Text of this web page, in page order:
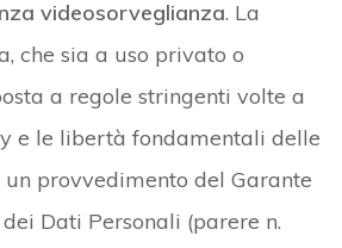
videosorveglianza. La
che sia a uso privato o
a regole stringenti volte a
e le libertà fondamentali delle
un provvedimento del Garante
Dati Personali (parere n.